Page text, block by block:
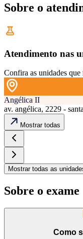
Sobre o
Atendimento nas
Confira as unidades que
Angélica II
av. angélica, 2229 -
Mostrar todas
Mostrar todas as
Sobre o exame
Como